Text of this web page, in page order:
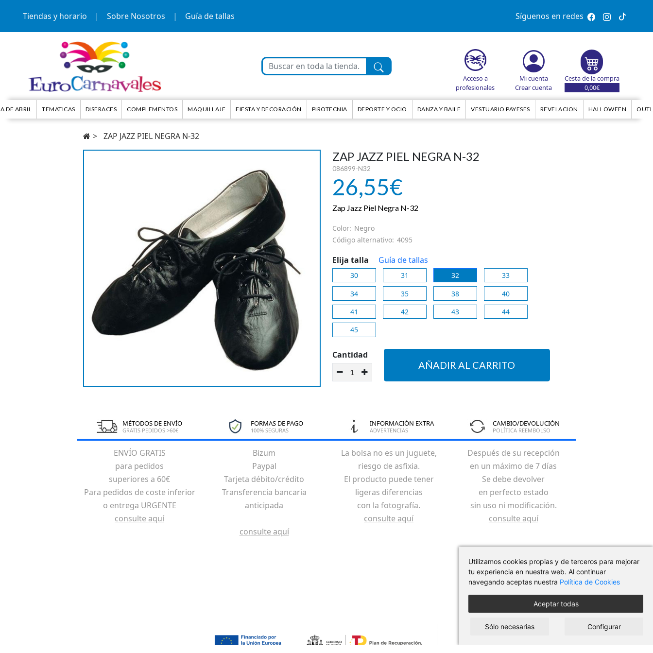
Utilizamos cookies propias y de terceros para mejorar
tu experiencia en nuestra web. Al continuar
navegando aceptas nuestra Política de Cookies
Aceptar todas
Sólo necesarias Configurar
Tiendas y horario | Sobre Nosotros | Guía de tallas Síguenos en redes
Acceso a
profesionales
Mi cuenta
Crear cuenta
Cesta de la compra
0,00€
DE ABRIL TEMATICAS DISFRACES COMPLEMENTOS MAQUILLAJE FIESTA Y DECORACIÓN PIROTECNIA DEPORTE Y OCIO DANZA Y BAILE VESTUARIO PAYESES REVELACION HALLOWEEN
ZAP JAZZ PIEL NEGRA N-32
ZAP JAZZ PIEL NEGRA N-32
086899-N32
26,55€
Zap Jazz Piel Negra N-32
Color: Negro
Código alternativo: 4095
Elija talla Guía de tallas
30 31 32
33
34
35 38
40
41
42 43
44
45
Cantidad
AÑADIR AL CARRITO
MÉTODOS DE ENVÍO
GRATIS PEDIDOS >60€
ENVÍO GRATIS
para pedidos
superiores a 60€
Para pedidos de coste inferior
o entrega URGENTE
consulte aquí
FORMAS DE PAGO
100% SEGURAS
Bizum
Paypal
Tarjeta débito/crédito
Transferencia bancaria
anticipada
consulte aquí
INFORMACIÓN EXTRA
ADVERTENCIAS
La bolsa no es un juguete,
riesgo de asfixia.
El producto puede tener
ligeras diferencias
con la fotografía.
consulte aquí
CAMBIO/DEVOLUCIÓN
POLÍTICA REEMBOLSO
Después de su recepción
en un máximo de 7 días
Se debe devolver
en perfecto estado
sin uso ni modificación.
consulte aquí